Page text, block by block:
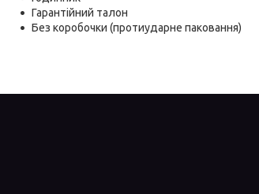
Гарантійний талон
Без коробочки (протиударне паковання)